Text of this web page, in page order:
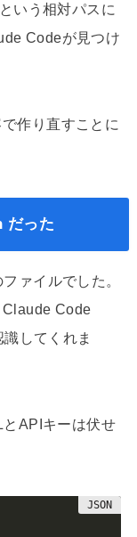
という相対パスに
Codeが見つけ
作り直すことに
だった
ァイルでした。
Claude Code
してくれま
APIキーは伏せ